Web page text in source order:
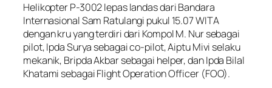
Helikopter P-3002 lepas landas dari Bandara
Internasional Sam Ratulangi pukul 15.07 WITA
dengan kru yang terdiri dari Kompol M. Nur sebagai
pilot, Ipda Surya sebagai co-pilot, Aiptu Mivi selaku
mekanik, Bripda Akbar sebagai helper, dan Ipda Bilal
Khatami sebagai Flight Operation Officer (FOO).